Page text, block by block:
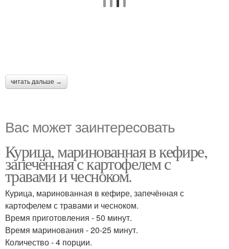
читать дальше →
Вас может заинтересовать
Курица, маринованная в кефире,
запечённая с картофелем с
травами и чесноком.
Курица, маринованная в кефире, запечённая с
картофелем с травами и чесноком.
Время приготовления - 50 минут.
Время маринования - 20-25 минут.
Количество - 4 порции.